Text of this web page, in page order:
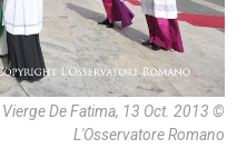
De Fatima, 13 Oct. 2013 ©
L'Osservatore Romano